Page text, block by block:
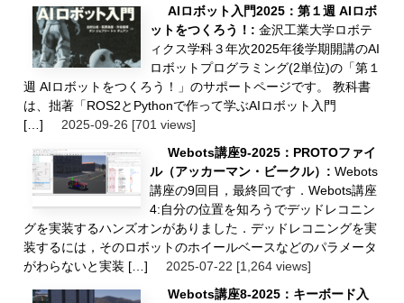
AIロボット入門2025：第１週 AIロボ
ットをつくろう！: 金沢工業大学ロボテ
ィクス学科３年次2025年後学期開講のAI
ロボットプログラミング(2単位)の「第１
週 AIロボットをつくろう！」のサポートページです。 教科書
は、拙著「ROS2とPythonで作って学ぶAIロボット入門
[…]
2025-09-26 [701 views]
Webots講座9-2025：PROTOファイ
ル（アッカーマン・ビークル）: Webots
講座の9回目，最終回です．Webots講座
4:自分の位置を知ろうでデッドレコニン
グを実装するハンズオンがありました．デッドレコニングを実
装するには，そのロボットのホイールベースなどのパラメータ
がわらないと実装 […]
2025-07-22 [1,264 views]
Webots講座8-2025：キーボード入